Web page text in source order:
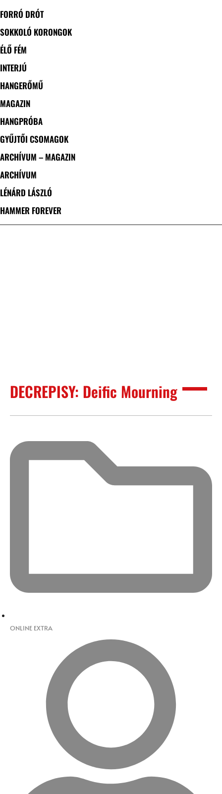
FORRÓ DRÓT
SOKKOLÓ KORONGOK
ÉLŐ FÉM
INTERJÚ
HANGERŐMŰ
MAGAZIN
HANGPRÓBA
GYŰJTŐI CSOMAGOK
ARCHÍVUM – MAGAZIN
ARCHÍVUM
LÉNÁRD LÁSZLÓ
HAMMER FOREVER
DECREPISY: Deific Mourning
ONLINE EXTRA